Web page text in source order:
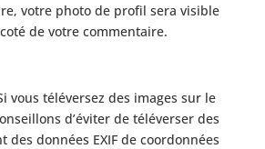
votre photo de profil sera visible
de votre commentaire.
vous téléversez des images sur le
d’éviter de téléverser des
des données EXIF de coordonnées